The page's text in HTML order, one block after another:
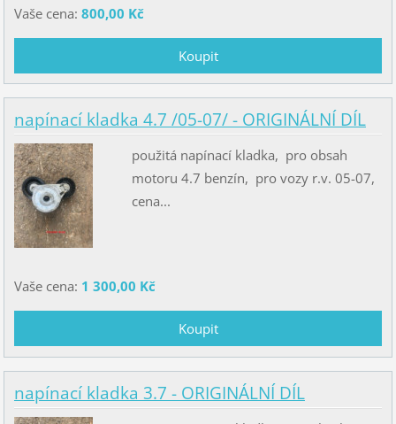
Vaše cena: 800,00 Kč
napínací kladka 4.7 /05-07/ - ORIGINÁLNÍ DÍL
použitá napínací kladka, pro obsah
motoru 4.7 benzín, pro vozy r.v. 05-07,
cena...
Vaše cena: 1 300,00 Kč
napínací kladka 3.7 - ORIGINÁLNÍ DÍL